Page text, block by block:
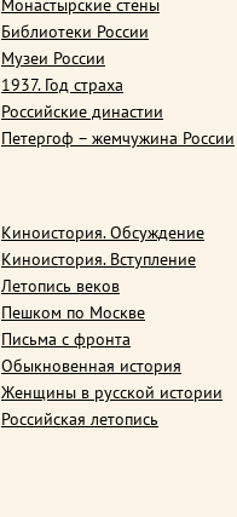
Монастырские стены
Библиотеки России
Музеи России
1937. Год страха
Российские династии
Петергоф – жемчужина России
Киноистория. Обсуждение
Киноистория. Вступление
Летопись веков
Пешком по Москве
Письма с фронта
Обыкновенная история
Женщины в русской истории
Российская летопись